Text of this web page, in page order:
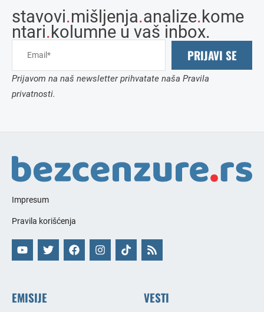
stavovi.mišljenja.analize.kome
ntari.kolumne u vaš inbox.
PRIJAVI SE
Prijavom na naš newsletter prihvatate naša Pravila
privatnosti.
Impresum
Pravila korišćenja
EMISIJE VESTI